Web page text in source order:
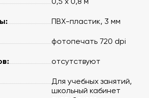
ПВХ-пластик, 3 мм
фотопечать 720 dpi
отсутствуют
Для учебных занятий,
школьный кабинет